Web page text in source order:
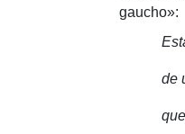
gaucho»:
de